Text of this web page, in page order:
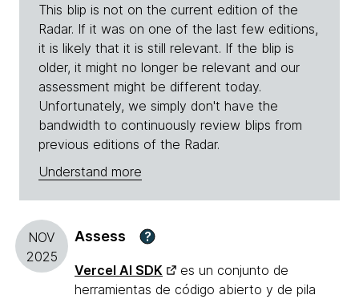
This blip is not on the current edition of the
Radar. If it was on one of the last few editions,
it is likely that it is still relevant. If the blip is
older, it might no longer be relevant and our
assessment might be different today.
Unfortunately, we simply don't have the
bandwidth to continuously review blips from
previous editions of the Radar.
Understand more
NOV
2025
Assess ?
Vercel AI SDK
es un conjunto de
herramientas de código abierto y de pila